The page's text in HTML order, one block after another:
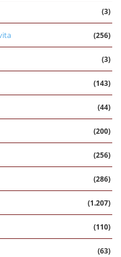
(3)
(256)
(3)
(143)
(44)
(200)
(256)
(286)
(1.207)
(110)
(63)